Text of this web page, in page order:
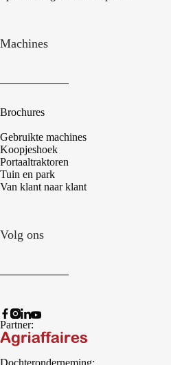
Machines
Brochures
Gebruikte machines
Koopjeshoek
Portaaltraktoren
Tuin en park
Van klant naar klant
Volg ons
Partner:
Dochteronderneming: